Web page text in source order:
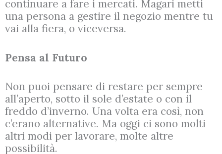
continuare a fare i mercati. Magari metti
una persona a gestire il negozio mentre tu
vai alla fiera, o viceversa.
Pensa al Futuro
Non puoi pensare di restare per sempre
all’aperto, sotto il sole d’estate o con il
freddo d’inverno. Una volta era così, non
c’erano alternative. Ma oggi ci sono molti
altri modi per lavorare, molte altre
possibilità.